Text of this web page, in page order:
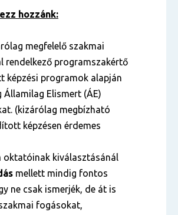
hozzánk:
megfelelő szakmai
rendelkező programszakértő
képzési programok alapján
Elismert (ÁE)
(kizárólag megbízható
képzésen érdemes
oktatóinak kiválasztásánál
mellett mindig fontos
ne csak ismerjék, de át is
fogásokat,